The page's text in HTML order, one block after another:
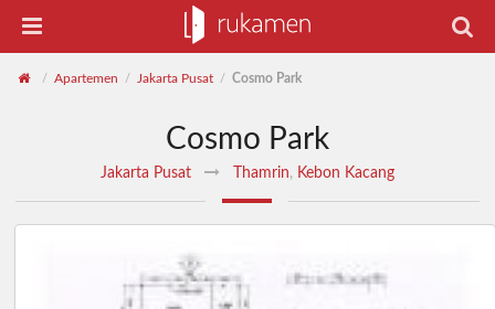
/ Apartemen / Jakarta Pusat / Cosmo Park
Cosmo Park
Jakarta Pusat Thamrin, Kebon Kacang